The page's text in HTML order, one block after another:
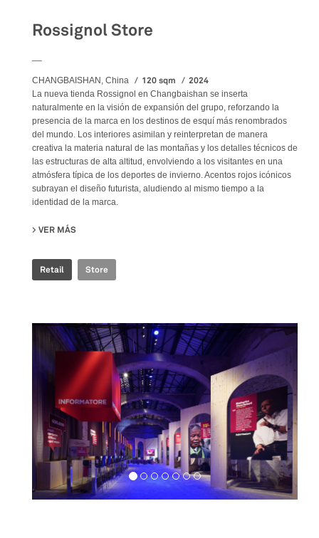
Rossignol Store
CHANGBAISHAN, China 120 sqm 2024
La nueva tienda Rossignol en Changbaishan se inserta
naturalmente en la visión de expansión del grupo, reforzando la
presencia de la marca en los destinos de esquí más renombrados
del mundo. Los interiores asimilan y reinterpretan de manera
creativa la materia natural de las montañas y los detalles técnicos de
las estructuras de alta altitud, envolviendo a los visitantes en una
atmósfera típica de los deportes de invierno. Acentos rojos icónicos
subrayan el diseño futurista, aludiendo al mismo tiempo a la
identidad de la marca.
VER MÁS
Retail Store